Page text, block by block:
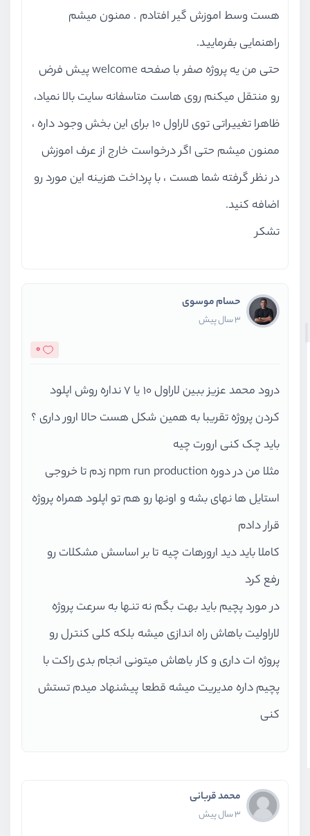
هست وسط اموزش گیر افتادم . ممنون میشم
راهنمایی بفرمایید.
حتی من یه پروژه صفر با صفحه welcome پیش فرض
رو منتقل میکنم روی هاست متاسفانه سایت بالا نمیاد،
ظاهرا تغییراتی توی لاراول 10 برای این بخش وجود داره ،
ممنون میشم حتی اگر درخواست خارج از عرف اموزش
در نظر گرفته شما هست ، با پرداخت هزینه این مورد رو
اضافه کنید.
تشکر
حسام موسوی
3 سال پیش
0
درود محمد عزیز ببین لاراول 10 یا 7 نداره روش اپلود
کردن پروژه تقریبا به همین شکل هست حالا ارور داری ؟
باید چک کنی ارورت چیه
مثلا من در دوره npm run production زدم تا خروجی
استایل ها نهای بشه و اونها رو هم تو اپلود همراه پروژه
قرار دادم
کاملا باید دید ارورهات چیه تا بر اساسش مشکلات رو
رفع کرد
در مورد پچیم باید بهت بگم نه تنها به سرعت پروژه
لاراولیت باهاش راه اندازی میشه بلکه کلی کنترل رو
پروژه ات داری و کار باهاش میتونی انجام بدی راکت با
پچیم داره مدیریت میشه قطعا پیشنهاد میدم تستش
کنی
محمد قربانی
3 سال پیش